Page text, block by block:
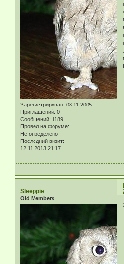
Зарегистрирован: 08.11.2005
Приглашений: 0
Сообщений: 1189
Провел на форуме:
Не определено
Последний визит:
12.11.2013 21:17
Sleeppie
Old Members